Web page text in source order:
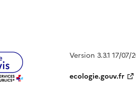
Version 3.3.1 17/07/
ecologie.gouv.fr